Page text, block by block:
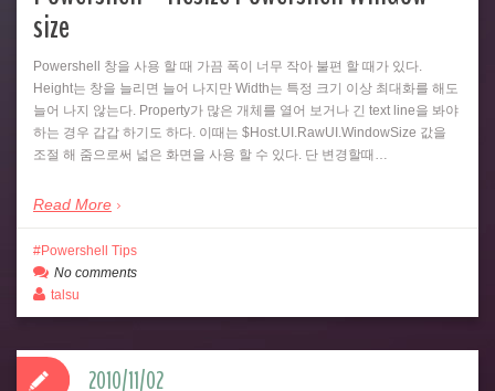
size
Powershell 창을 사용 할 때 가끔 폭이 너무 작아 불편 할 때가 있다.
Height는 창을 늘리면 늘어 나지만 Width는 특정 크기 이상 최대화를 해도
늘어 나지 않는다. Property가 많은 개체를 열어 보거나 긴 text line을 봐야
하는 경우 갑갑 하기도 하다. 이때는 $Host.UI.RawUI.WindowSize 값을
조절 해 줌으로써 넓은 화면을 사용 할 수 있다. 단 변경할때…
Read More
Powershell Tips
No comments
talsu
2010/11/02